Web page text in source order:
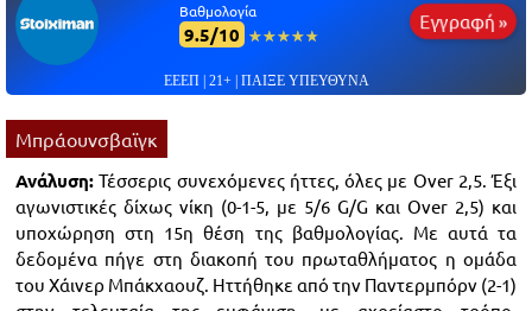
Βαθμολογία
9.5/10 ☆☆☆☆☆
★★★★★
Εγγραφή »
ΕΕΕΠ | 21+ | ΠΑΙΞΕ ΥΠΕΥΘΥΝΑ
Μπράουνσβαϊγκ
Ανάλυση: Τέσσερις συνεχόμενες ήττες, όλες με Over 2,5. Έξι
αγωνιστικές δίχως νίκη (0-1-5, με 5/6 G/G και Over 2,5) και
υποχώρηση στη 15η θέση της βαθμολογίας. Με αυτά τα
δεδομένα πήγε στη διακοπή του πρωταθλήματος η ομάδα
του Χάινερ Μπάκχαουζ. Ηττήθηκε από την Παντερμπόρν (2-1)